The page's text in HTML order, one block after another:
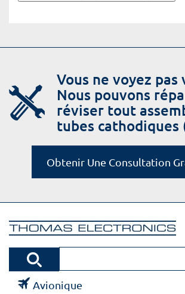
Vous ne voyez
Nous pouvons
réviser tout
tubes cathodiques
Obtenir Une Consultation
Avionique